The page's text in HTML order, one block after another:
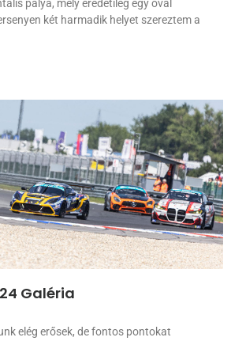
pálya, mely eredetileg egy ovál
két harmadik helyet szereztem a
Galéria
elég erősek, de fontos pontokat